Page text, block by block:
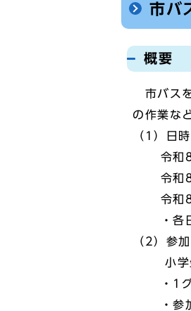
市バ
概要
市バスを
の作業な
（1）日
令和8
令和8
令和8
・各日
（2）参
小学生
・1グル
・参加